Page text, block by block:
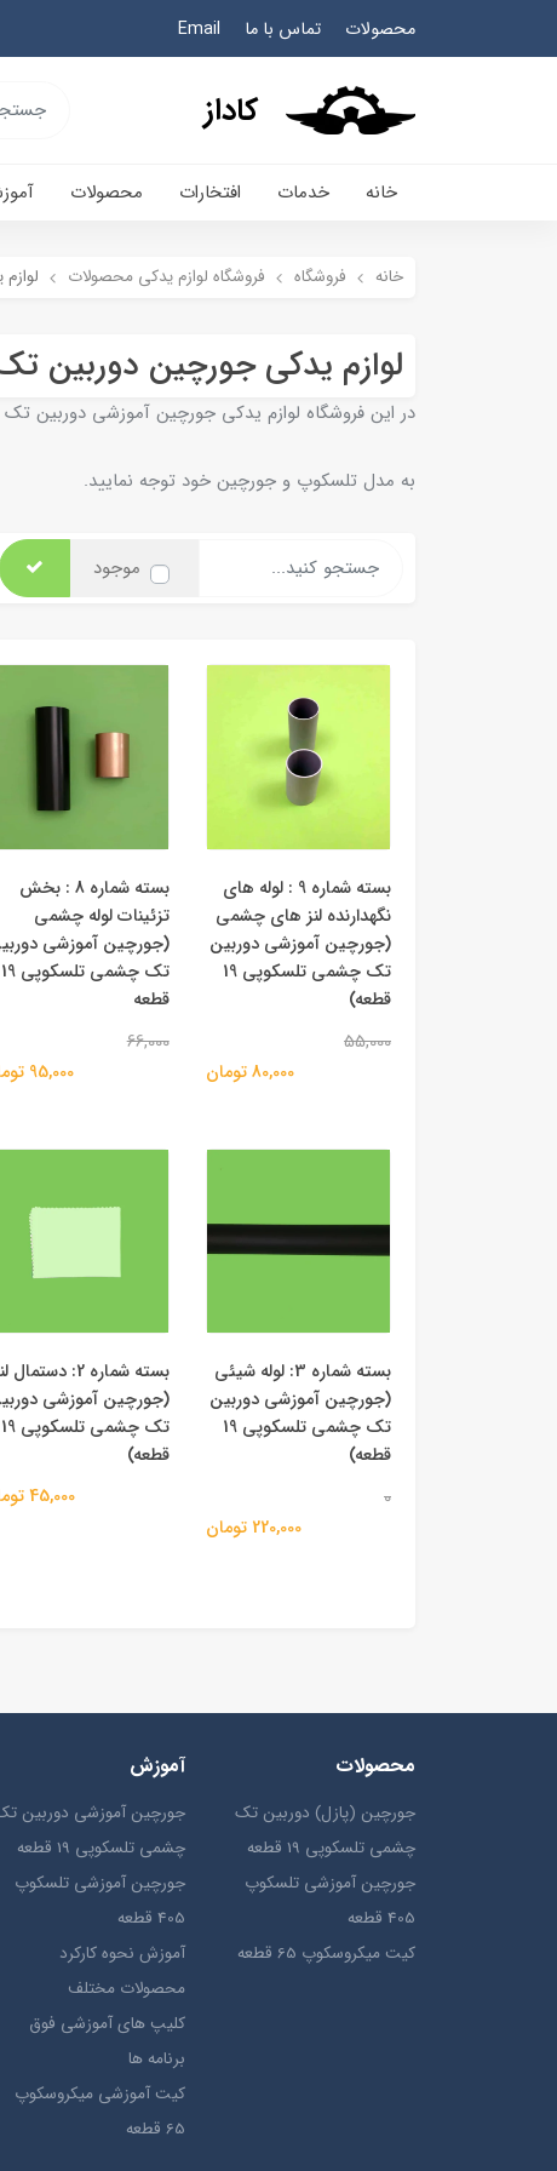
محصولات تماس با ما Email
کاداز
خانه خدمات افتخارات محصولات
خانه فروشگاه فروشگاه لوازم یدکی محصولات
لوازم یدکی جورچین دوربین تک
در این فروشگاه لوازم یدکی جورچین آموزشی دوربین تک چشمی تلسکوپی
به مدل تلسکوپ و جورچین خود توجه نمایید.
موجود
بسته شماره 9 : لوله های
نگهدارنده لنز های چشمی
(جورچین آموزشی دوربین
تک چشمی تلسکوپی 19
قطعه)
55,000
80,000 تومان
بسته شماره 8 : بخش
تزئینات لوله چشمی
(جورچین آموزشی
تک چشمی تلسکوپی 19
قطعه
66,000
95,000 تومان
بسته شماره 3: لوله شیئی
(جورچین آموزشی دوربین
تک چشمی تلسکوپی 19
قطعه)
0
220,000 تومان
بسته شماره 2: دستمال
(جورچین آموزشی
تک چشمی تلسکوپی 19
قطعه)
45,000 تومان
محصولات
جورچین (پازل) دوربین تک
چشمی تلسکوپی 19 قطعه
جورچین آموزشی تلسکوپ
405 قطعه
کیت میکروسکوپ 65 قطعه
آموزش
جورچین آموزشی دوربین
چشمی تلسکوپی 19 قطعه
جورچین آموزشی تلسکوپ
405 قطعه
آموزش نحوه کارکرد
محصولات مختلف
کلیپ های آموزشی فوق
برنامه ها
کیت آموزشی میکروسکوپ
65 قطعه